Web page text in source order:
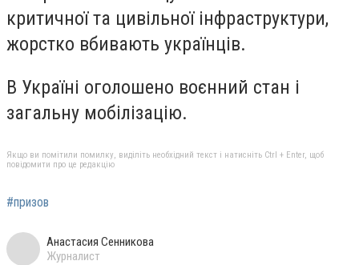
критичної та цивільної інфраструктури,
жорстко вбивають українців.
В Україні оголошено воєнний стан і
загальну мобілізацію.
Якщо ви помітили помилку, виділіть необхідний текст і натисніть Ctrl + Enter, щоб
повідомити про це редакцію
#призов
Анастасия Сенникова
Журналист